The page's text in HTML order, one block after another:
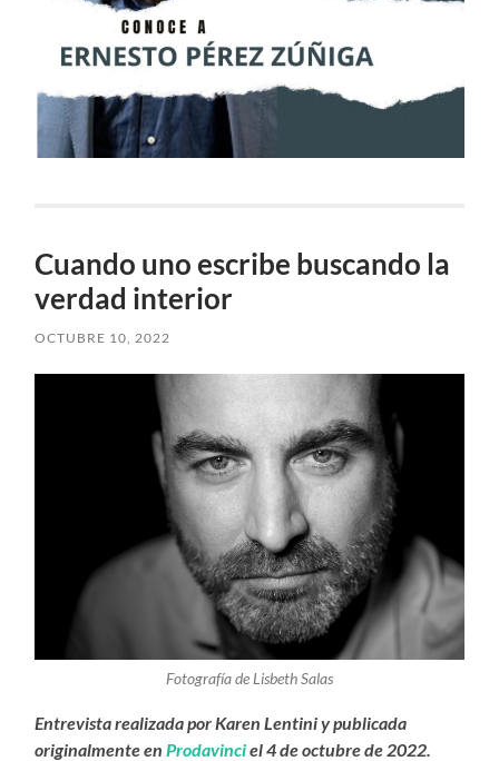
Cuando uno escribe buscando la
verdad interior
OCTUBRE 10, 2022
Fotografía de Lisbeth Salas
Entrevista realizada por Karen Lentini y publicada
originalmente en Prodavinciel 4 de octubre de 2022.